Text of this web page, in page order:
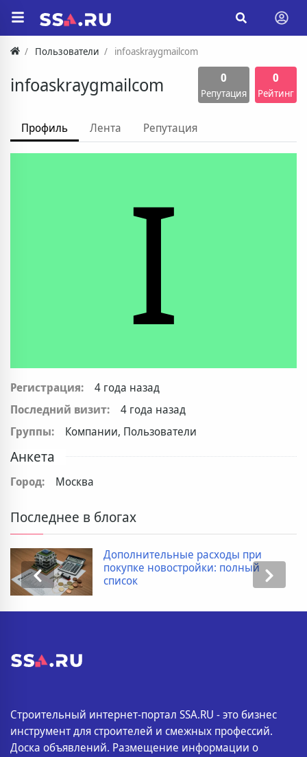
Пользователи infoaskraygmailcom
infoaskraygmailcom 0
Репутация
0
Рейтинг
Профиль Лента Репутация
I
Регистрация:
4 года назад
Последний визит:
4 года назад
Группы:
Компании, Пользователи
Анкета
Город: Москва
Последнее в блогах
Дополнительные расходы при
покупке новостройки: полный
список
Строительный интернет-портал SSA.RU - это бизнес
инструмент для строителей и смежных профессий.
Доска объявлений. Размещение информации о